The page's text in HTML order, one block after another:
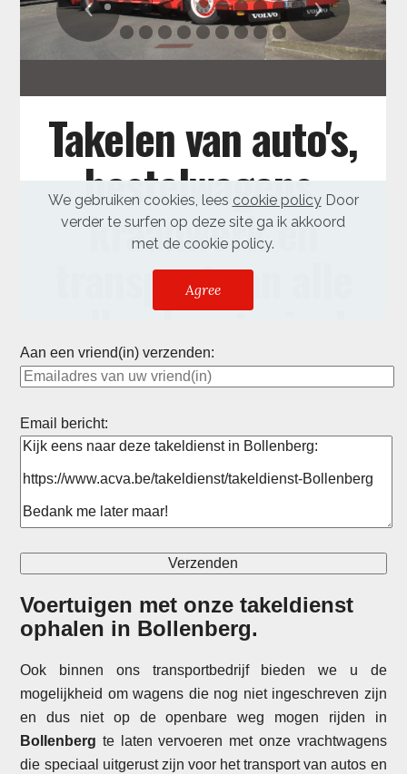
Aan een vriend(in) verzenden:
Email bericht:
Voertuigen met onze takeldienst
ophalen in Bollenberg.
Ook binnen ons transportbedrijf bieden we u de
mogelijkheid om wagens die nog niet ingeschreven zijn
en dus niet op de openbare weg mogen rijden in
Bollenberg te laten vervoeren met onze vrachtwagens
die speciaal uitgerust zijn voor het transport van autos en